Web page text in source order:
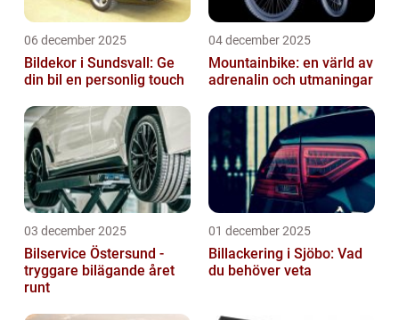
06 december 2025
Bildekor i Sundsvall: Ge
din bil en personlig touch
04 december 2025
Mountainbike: en värld av
adrenalin och utmaningar
03 december 2025
Bilservice Östersund -
tryggare bilägande året
runt
01 december 2025
Billackering i Sjöbo: Vad
du behöver veta